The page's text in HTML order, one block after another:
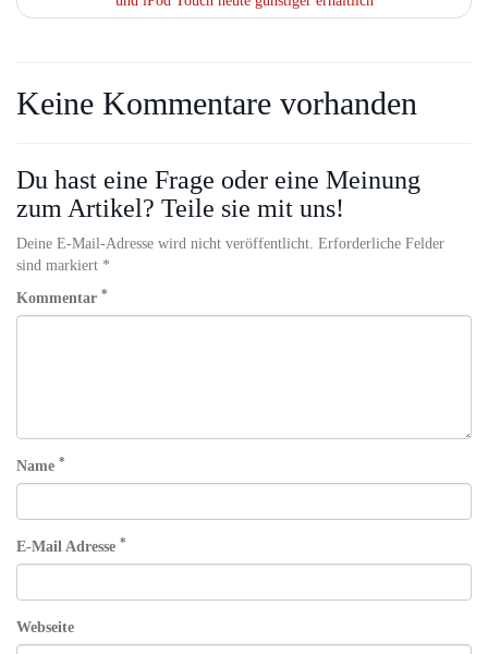
Keine Kommentare vorhanden
Du hast eine Frage oder eine Meinung
zum Artikel? Teile sie mit uns!
Deine E-Mail-Adresse wird nicht veröffentlicht. Erforderliche Felder
sind markiert *
Kommentar *
Name *
E-Mail Adresse *
Webseite